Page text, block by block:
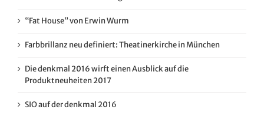
“Fat House” von Erwin Wurm
Farbbrillanz neu definiert: Theatinerkirche in München
Die denkmal 2016 wirft einen Ausblick auf die
Produktneuheiten 2017
SIO auf der denkmal 2016